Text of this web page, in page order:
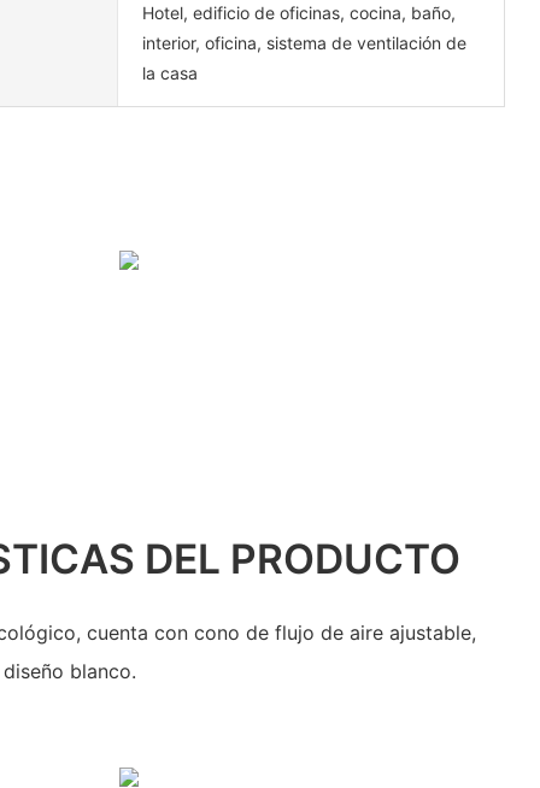
Hotel, edificio de oficinas, cocina, baño,
interior, oficina, sistema de ventilación de
la casa
DEL PRODUCTO
cuenta con cono de flujo de aire ajustable,
blanco.